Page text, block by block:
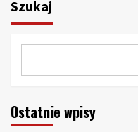
Szukaj
Ostatnie wpisy